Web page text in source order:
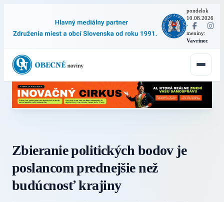
pondelok
10.08.2026
·
meniny:
Vavrinec
Zbieranie politických bodov je
poslancom prednejšie než
budúcnosť krajiny